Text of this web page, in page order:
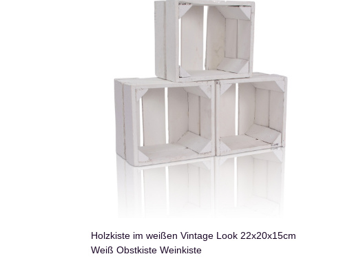
Holzkiste im weißen Vintage Look 22x20x15cm
Weiß Obstkiste Weinkiste